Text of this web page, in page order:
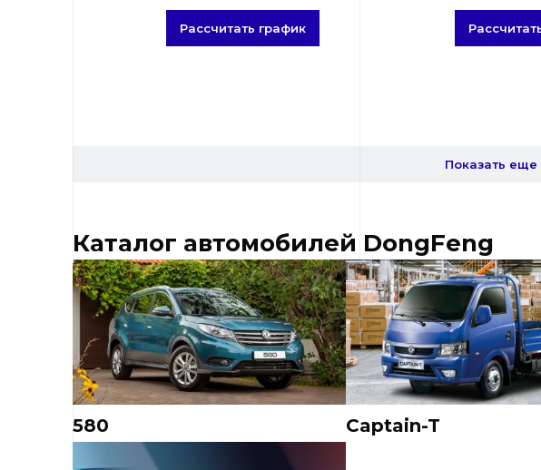
Рассчитать график
Показать еще
Каталог автомобилей DongFeng
580 Captain-T